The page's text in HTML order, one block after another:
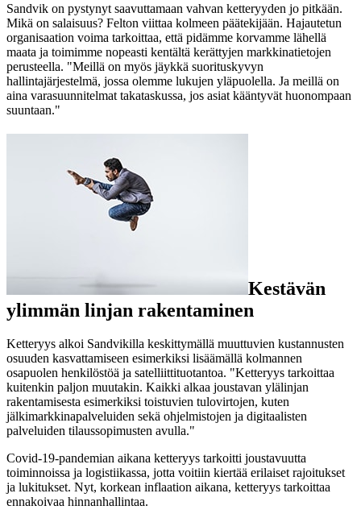
Sandvik on pystynyt saavuttamaan vahvan ketteryyden jo pitkään.
Mikä on salaisuus? Felton viittaa kolmeen päätekijään. Hajautetun
organisaation voima tarkoittaa, että pidämme korvamme lähellä
maata ja toimimme nopeasti kentältä kerättyjen markkinatietojen
perusteella. "Meillä on myös jäykkä suorituskyvyn
hallintajärjestelmä, jossa olemme lukujen yläpuolella. Ja meillä on
aina varasuunnitelmat takataskussa, jos asiat kääntyvät huonompaan
suuntaan."
Kestävän
ylimmän linjan rakentaminen
Ketteryys alkoi Sandvikilla keskittymällä muuttuvien kustannusten
osuuden kasvattamiseen esimerkiksi lisäämällä kolmannen
osapuolen henkilöstöä ja satelliittituotantoa. "Ketteryys tarkoittaa
kuitenkin paljon muutakin. Kaikki alkaa joustavan ylälinjan
rakentamisesta esimerkiksi toistuvien tulovirtojen, kuten
jälkimarkkinapalveluiden sekä ohjelmistojen ja digitaalisten
palveluiden tilaussopimusten avulla."
Covid-19-pandemian aikana ketteryys tarkoitti joustavuutta
toiminnoissa ja logistiikassa, jotta voitiin kiertää erilaiset rajoitukset
ja lukitukset. Nyt, korkean inflaation aikana, ketteryys tarkoittaa
ennakoivaa hinnanhallintaa.